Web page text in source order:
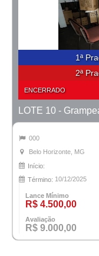
1ª
2ª
ENCERRADO
LOTE 10 -
000
Belo Horizonte, MG
Início:
Término: 10/12/2025
Lance Mínimo
R$ 4.500,00
Avaliação
R$ 9.000,00